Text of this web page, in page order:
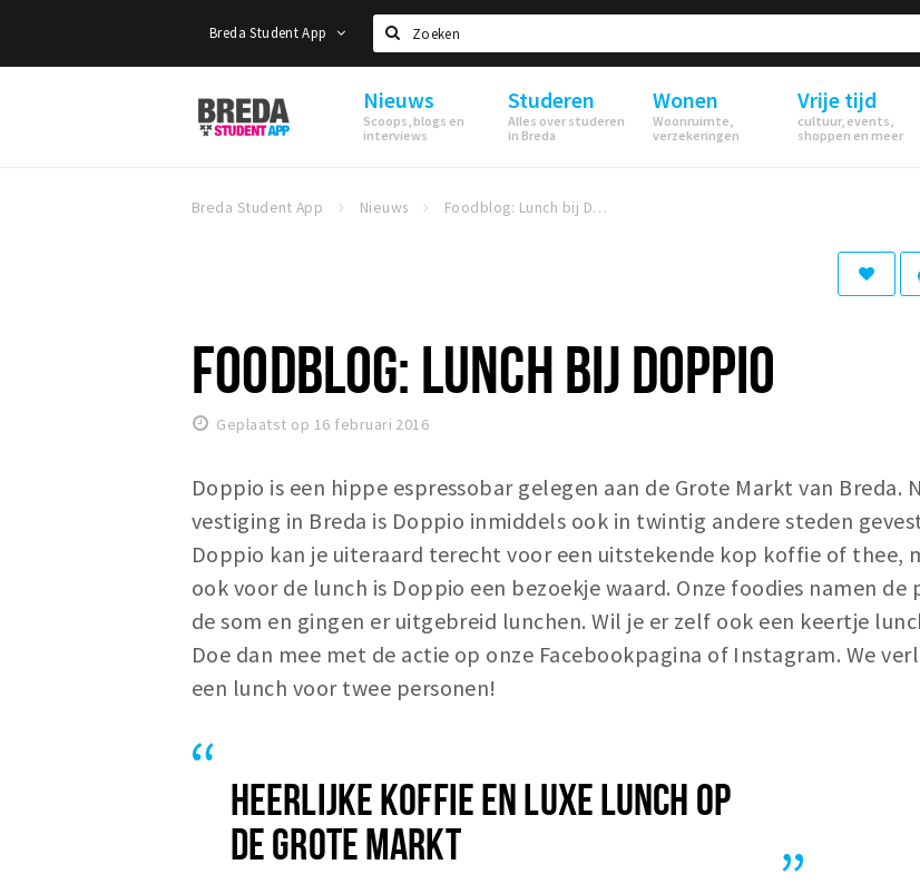
Breda Student App
Zoeken
Breda
Student
Nieuws
Scoops, blogs en
interviews
Studeren
Alles over studeren
in Breda
Wonen
Woonruimte,
verzekeringen
Vrije tijd
cultuur, events,
shoppen en meer
Breda Student App Nieuws Foodblog: Lunch bij Doppio
FOODBLOG: LUNCH BIJ DOPPIO
Geplaatst op 16 februari 2016
Doppio is een hippe espressobar gelegen aan de Grote Markt van Breda.
vestiging in Breda is Doppio inmiddels ook in twintig andere steden
Doppio kan je uiteraard terecht voor een uitstekende kop koffie of thee,
ook voor de lunch is Doppio een bezoekje waard. Onze foodies namen de
de som en gingen er uitgebreid lunchen. Wil je er zelf ook een keertje
Doe dan mee met de actie op onze Facebookpagina of Instagram. We
een lunch voor twee personen!
HEERLIJKE KOFFIE EN LUXE LUNCH OP
DE GROTE MARKT